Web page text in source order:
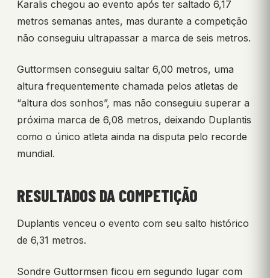
Karalis chegou ao evento após ter saltado 6,17
metros semanas antes, mas durante a competição
não conseguiu ultrapassar a marca de seis metros.
Guttormsen conseguiu saltar 6,00 metros, uma
altura frequentemente chamada pelos atletas de
“altura dos sonhos”, mas não conseguiu superar a
próxima marca de 6,08 metros, deixando Duplantis
como o único atleta ainda na disputa pelo recorde
mundial.
RESULTADOS DA COMPETIÇÃO
Duplantis venceu o evento com seu salto histórico
de 6,31 metros.
Sondre Guttormsen ficou em segundo lugar com